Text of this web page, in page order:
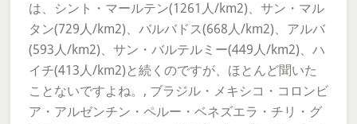
は、シント・マールテン(1261人/km2)、サン・マル
タン(729人/km2)、バルバドス(668人/km2)、アルバ
(593人/km2)、サン・バルテルミー(449人/km2)、ハ
イチ(413人/km2)と続くのですが、ほとんど聞いた
ことないですよね。, ブラジル・メキシコ・コロンビ
ア・アルゼンチン・ペルー・ベネズエラ・チリ・グ